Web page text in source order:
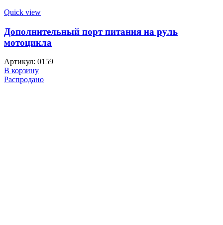
Quick view
Дополнительный порт питания на руль
мотоцикла
Артикул: 0159
В корзину
Распродано